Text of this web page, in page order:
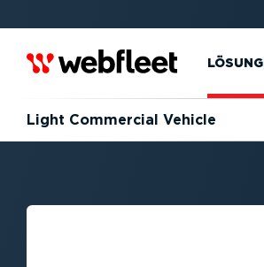
Light Commercial Vehicle
WIE